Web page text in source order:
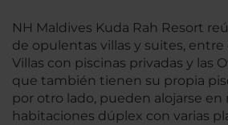
NH Maldives Kuda Rah Resort
de opulentas villas y suites, entre
Villas con piscinas privadas y las
que también tienen su propia
por otro lado, pueden alojarse en
habitaciones dúplex con varias